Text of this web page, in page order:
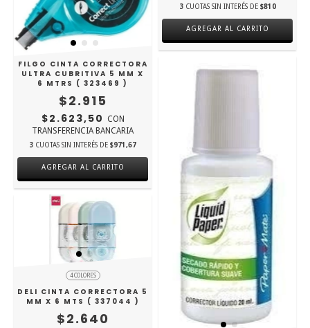
3 CUOTAS SIN INTERÉS DE $810
AGREGAR AL CARRITO
FILGO CINTA CORRECTORA
ULTRA CUBRITIVA 5 MM X
6 MTRS ( 323469 )
$2.915
$2.623,50 CON
TRANSFERENCIA BANCARIA
3 CUOTAS SIN INTERÉS DE $971,67
4 COLORES
DELI CINTA CORRECTORA 5
MM X 6 MTS ( 337044 )
$2.640